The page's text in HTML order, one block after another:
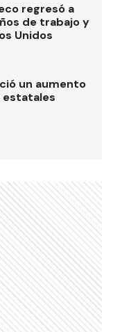
regresó a
de trabajo y
Unidos
un aumento
estatales